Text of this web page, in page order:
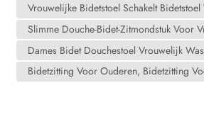
Vrouwelijke Bidetstoel Schakelt
Slimme Douche-Bidet-Zitmondstuk Voor
Dames Bidet Douchestoel Vrouwelijk
Bidetzitting Voor Ouderen, Bidetzitting